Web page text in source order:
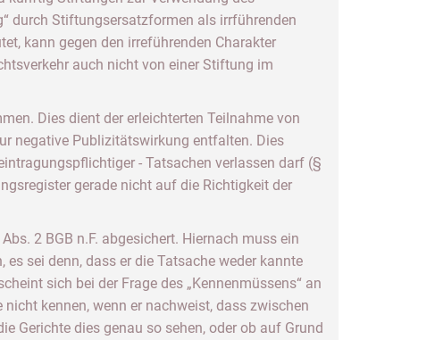
durch Stiftungsersatzformen als irrführenden
kann gegen den irreführenden Charakter
auch nicht von einer Stiftung im
Dies dient der erleichterten Teilnahme von
negative Publizitätswirkung entfalten. Dies
- Tatsachen verlassen darf (§
gerade nicht auf die Richtigkeit der
2 BGB n.F. abgesichert. Hiernach muss ein
sei denn, dass er die Tatsache weder kannte
sich bei der Frage des „Kennenmüssens“ an
kennen, wenn er nachweist, dass zwischen
Gerichte dies genau so sehen, oder ob auf Grund